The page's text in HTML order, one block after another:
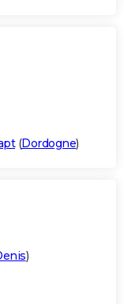
(Dordogne)
)